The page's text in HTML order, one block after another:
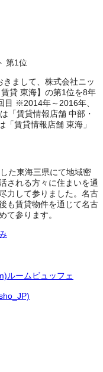
まして、株式会社ニッ
貸 東海】の第1位を8年
目 ※2014年～2016年、
「賃貸情報店舗 中部・
賃貸情報店舗 東海」
た東海三県にて地域密
される方々に住まいを通
力して参りました。名古
も賃貸物件を通じて名古
て参ります。
ルームビュッフェ